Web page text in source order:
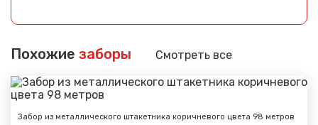
Похожие заборы Смотреть все
Забор из металлического штакетника коричневого цвета 98 метров